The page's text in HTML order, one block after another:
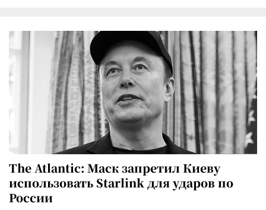
The Atlantic: Маск запретил Киеву
использовать Starlink для ударов по
России